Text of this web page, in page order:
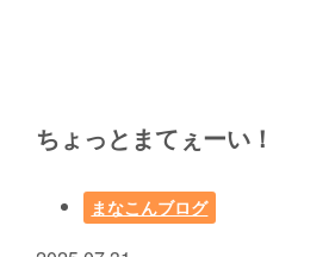
ちょっとまてぇーい！
まなこんブログ